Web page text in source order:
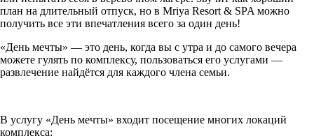
план на длительный отпуск, но в Mriya Resort & SPA можно
получить все эти впечатления всего за один день!
«День мечты» — это день, когда вы с утра и до самого вечера
можете гулять по комплексу, пользоваться его услугами —
развлечение найдётся для каждого члена семьи.
В услугу «День мечты» входит посещение многих локаций
комплекса: